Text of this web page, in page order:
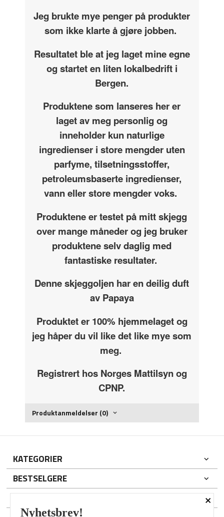
Jeg brukte mye penger på produkter
som ikke klarte å gjøre jobben.
Resultatet ble at jeg laget mine egne
og startet en liten lokalbedrift i
Bergen.
Produktene som lanseres her er
laget av meg personlig og
inneholder kun naturlige
ingredienser i store mengder uten
parfyme, tilsetningsstoffer,
petroleumsbaserte ingredienser,
vann eller store mengder voks.
Produktene er testet på mitt skjegg
over mange måneder og jeg bruker
produktene selv daglig med
fantastiske resultater.
Denne skjeggoljen har en deilig duft
av Papaya
Produktet er 100% hjemmelaget og
jeg håper du vil like det like mye som
meg.
Registrert hos Norges Mattilsyn og
CPNP.
Produktanmeldelser (0)
KATEGORIER
BESTSELGERE
DIN KONTO
×
Nyhetsbrev!